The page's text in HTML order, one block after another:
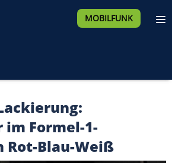
MOBILFUNK
im Formel-1-
Rot-Blau-Weiß